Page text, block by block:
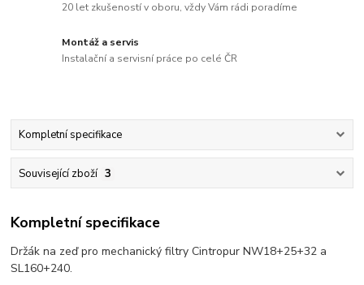
20 let zkušeností v oboru, vždy Vám rádi poradíme
Montáž a servis
Instalační a servisní práce po celé ČR
Kompletní specifikace
Související zboží 3
Kompletní specifikace
Držák na zeď pro mechanický filtry Cintropur NW18+25+32 a
SL160+240.